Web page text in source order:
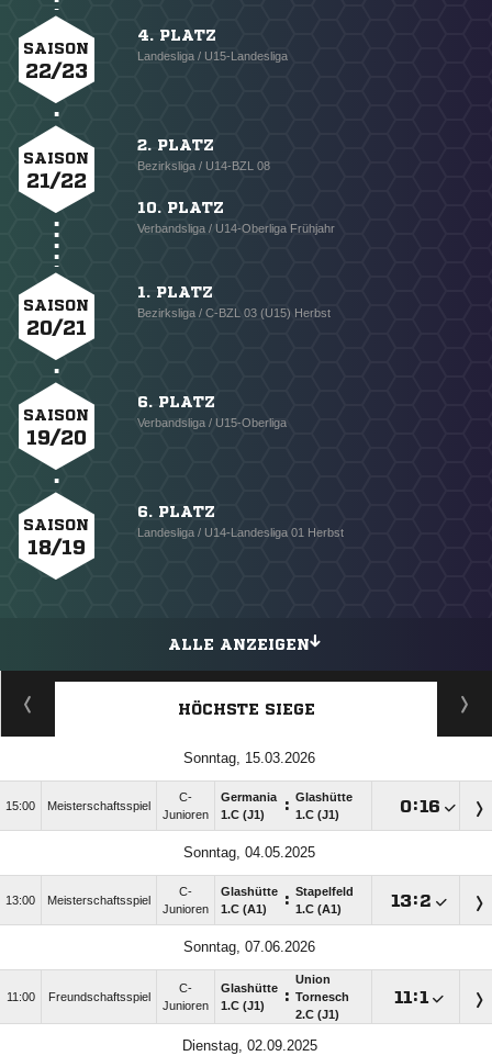
SAISON
22/23
4. PLATZ
Landesliga / U15-Landesliga
SAISON
21/22
2. PLATZ
Bezirksliga / U14-BZL 08
10. PLATZ
Verbandsliga / U14-Oberliga Frühjahr
SAISON
20/21
1. PLATZ
Bezirksliga / C-BZL 03 (U15) Herbst
SAISON
19/20
6. PLATZ
Verbandsliga / U15-Oberliga
SAISON
18/19
6. PLATZ
Landesliga / U14-Landesliga 01 Herbst
ALLE ANZEIGEN
HÖCHSTE SIEGE
Sonntag, 15.03.2026
15:00 Meisterschaftsspiel
C-
Junioren
Germania
1.C (J1)
: Glashütte
1.C (J1)
:
Sonntag, 04.05.2025
13:00 Meisterschaftsspiel
C-
Junioren
Glashütte
1.C (A1)
: Stapelfeld
1.C (A1)
:
Sonntag, 07.06.2026
11:00 Freundschaftsspiel
C-
Junioren
Glashütte
1.C (J1)
:
Union
Tornesch
2.C (J1)
:
Dienstag, 02.09.2025